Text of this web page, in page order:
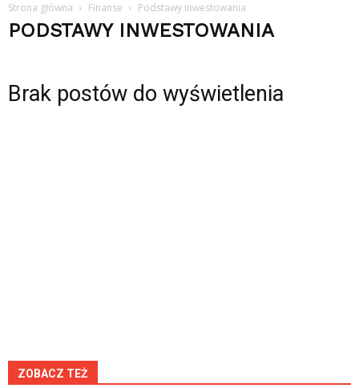
Strona główna Finanse Podstawy inwestowania
PODSTAWY INWESTOWANIA
Brak postów do wyświetlenia
ZOBACZ TEŻ